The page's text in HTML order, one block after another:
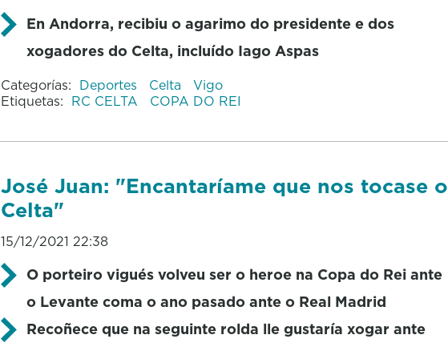
En Andorra, recibiu o agarimo do presidente e dos
xogadores do Celta, incluído Iago Aspas
Categorías: Deportes Celta
Vigo
Etiquetas: RC CELTA COPA DO REI
José Juan: "Encantaríame que nos tocase o
Celta"
15/12/2021 22:38
O porteiro vigués volveu ser o heroe na Copa do Rei ante
o Levante coma o ano pasado ante o Real Madrid
Recoñece que na seguinte rolda lle gustaría xogar ante